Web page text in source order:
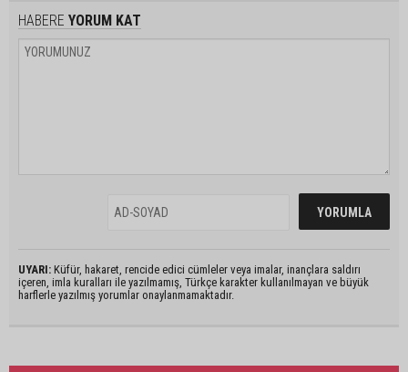
HABERE YORUM KAT
UYARI: Küfür, hakaret, rencide edici cümleler veya imalar, inançlara saldırı
içeren, imla kuralları ile yazılmamış, Türkçe karakter kullanılmayan ve büyük
harflerle yazılmış yorumlar onaylanmamaktadır.